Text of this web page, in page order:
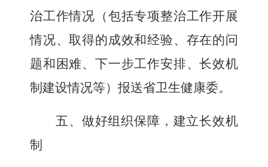
治工作情况（包括专项整治工作开展
情况、取得的成效和经验、存在的问
题和困难、下一步工作安排、长效机
制建设情况等）报送省卫生健康委。
五、做好组织保障，建立长效机
制